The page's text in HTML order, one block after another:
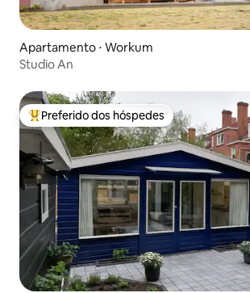
Apartamento ⋅ Workum
Studio An
Entre os melhores preferidos dos
Preferido dos hóspedes